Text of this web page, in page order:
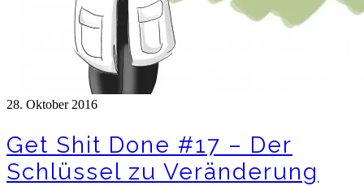
28. Oktober 2016
Get Shit Done #17 – Der
Schlüssel zu Veränderung